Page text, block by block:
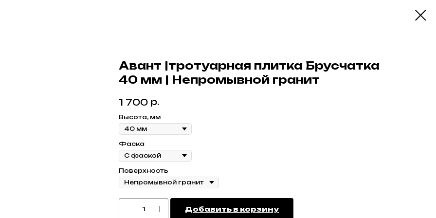
Авант |тротуарная плитка Брусчатка
40 мм | Непромывной гранит
1 700 р.
Высота, мм
Фаска
Поверхность
Добавить в корзину